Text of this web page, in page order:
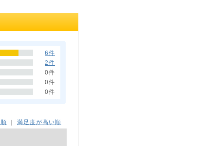
6件
2件
0件
0件
0件
｜ 満足度が高い順